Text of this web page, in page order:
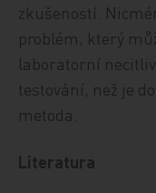
zkušeností.
problém, který
laboratorní
testování, než je
metoda.
Literatura